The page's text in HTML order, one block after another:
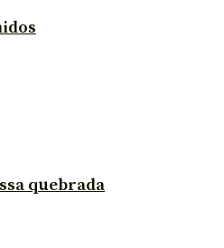
quebrada